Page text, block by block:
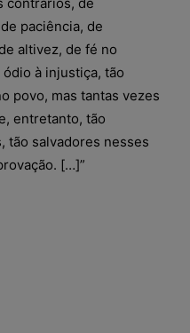
paciência, de
altivez, de fé no
à injustiça, tão
povo, mas tantas vezes
entretanto, tão
tão salvadores nesses
[…]”